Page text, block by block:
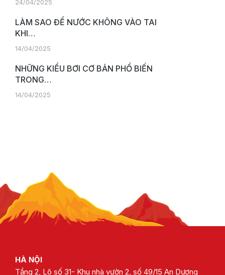
24/04/2025
LÀM SAO ĐỂ NƯỚC KHÔNG VÀO TAI
KHI…
14/04/2025
NHỮNG KIỂU BƠI CƠ BẢN PHỔ BIẾN
TRONG…
14/04/2025
HÀ NỘI
Tầng 2, Lô số 31- Khu nhà vườn 2, số 49/15 An Dương